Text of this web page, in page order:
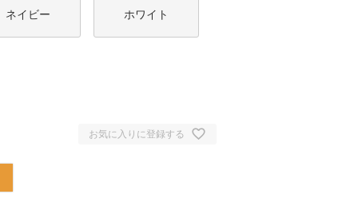
ネイビー ホワイト
お気に入りに登録する